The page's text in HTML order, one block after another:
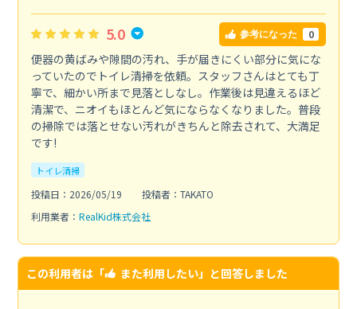
5.0 参考になった 0
便器の黄ばみや隙間の汚れ、手が届きにくい部分に気にな
っていたのでトイレ清掃を依頼。スタッフさんはとても丁
寧で、細かい所まで見落としなし。作業後は見違えるほど
清潔で、ニオイもほとんど気にならなくなりました。普段
の掃除では落とせない汚れがきちんと除去されて、大満足
です!
トイレ清掃
投稿日：2026/05/19
投稿者：TAKATO
利用業者： RealKid株式会社
この利用者は「 また利用したい」と回答しました